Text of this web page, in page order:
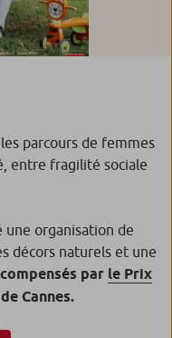
parcours de femmes
entre fragilité sociale
une organisation de
décors naturels et une
par le Prix
Cannes.